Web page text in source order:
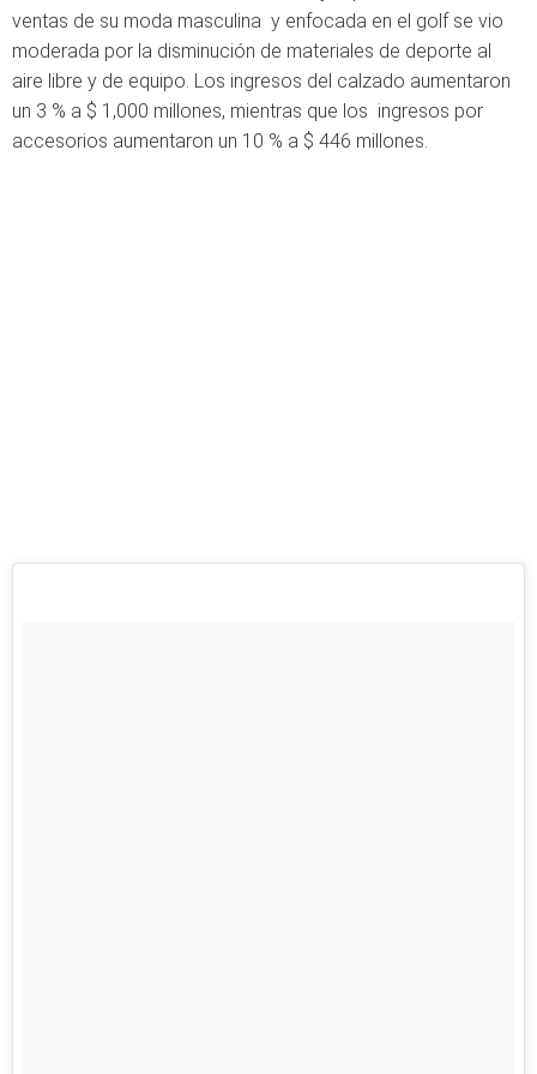
ventas de su moda masculina y enfocada en el golf se vio
moderada por la disminución de materiales de deporte al
aire libre y de equipo. Los ingresos del calzado aumentaron
un 3 % a $ 1,000 millones, mientras que los ingresos por
accesorios aumentaron un 10 % a $ 446 millones.